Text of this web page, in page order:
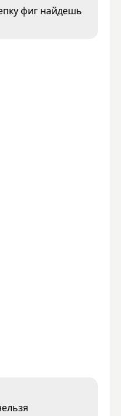
фиг найдешь